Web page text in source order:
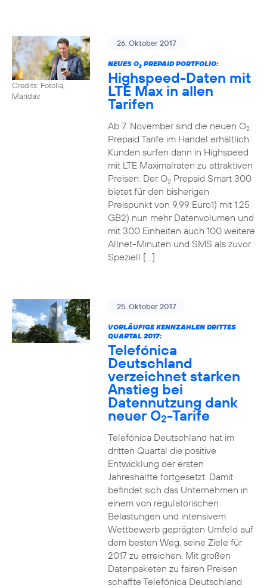
Credits: Fotolia,
Maridav
26. Oktober 2017
NEUES O2PREPAID PORTFOLIO:
Highspeed-Daten mit
LTE Max in allen
Tarifen
Ab 7. November sind die neuen O2
Prepaid Tarife im Handel erhältlich.
Kunden surfen dann in Highspeed
mit LTE Maximalraten zu attraktiven
Preisen: Der O2Prepaid Smart 300
bietet für den bisherigen
Preispunkt von 9,99 Euro1) mit 1,25
GB2) nun mehr Datenvolumen und
mit 300 Einheiten auch 100 weitere
Allnet-Minuten und SMS als zuvor.
Speziell […]
25. Oktober 2017
VORLÄUFIGE KENNZAHLEN DRITTES
QUARTAL 2017:
Telefónica
Deutschland
verzeichnet starken
Anstieg bei
Datennutzung dank
neuer O2-Tarife
Telefónica Deutschland hat im
dritten Quartal die positive
Entwicklung der ersten
Jahreshälfte fortgesetzt. Damit
befindet sich das Unternehmen in
einem von regulatorischen
Belastungen und intensivem
Wettbewerb geprägten Umfeld auf
dem besten Weg, seine Ziele für
2017 zu erreichen. Mit großen
Datenpaketen zu fairen Preisen
schaffte Telefónica Deutschland